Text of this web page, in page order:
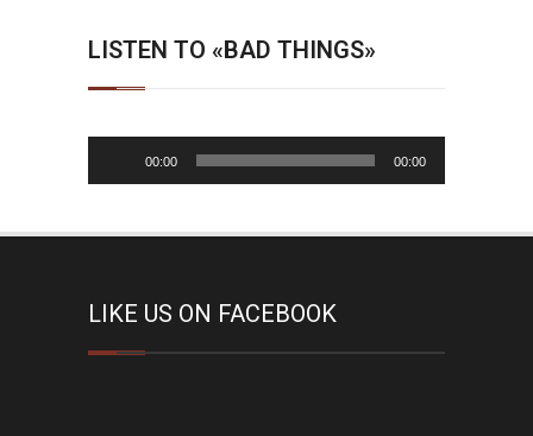
LISTEN TO «BAD THINGS»
00:00 00:00
LIKE US ON FACEBOOK